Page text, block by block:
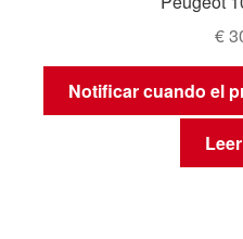
€
Notificar cuando el